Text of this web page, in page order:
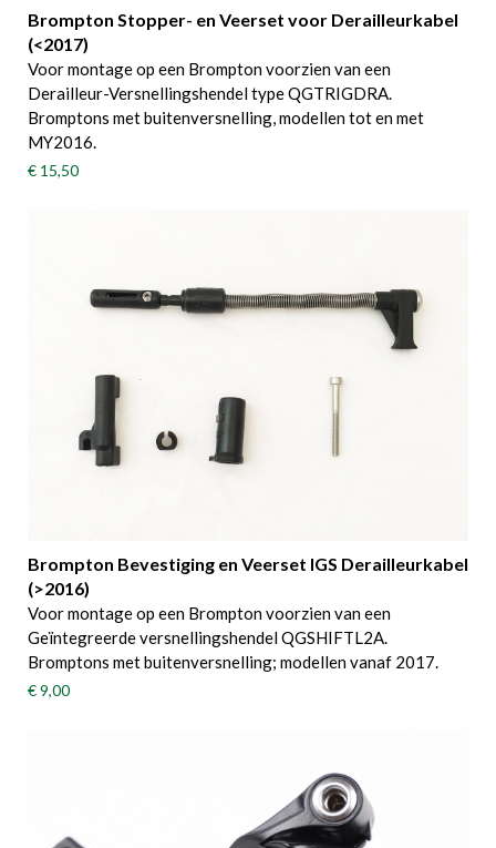
Brompton Stopper- en Veerset voor Derailleurkabel
(<2017)
Voor montage op een Brompton voorzien van een
Derailleur-Versnellingshendel type QGTRIGDRA.
Bromptons met buitenversnelling, modellen tot en met
MY2016.
€ 15,50
Brompton Bevestiging en Veerset IGS Derailleurkabel
(>2016)
Voor montage op een Brompton voorzien van een
Geïntegreerde versnellingshendel QGSHIFTL2A.
Bromptons met buitenversnelling; modellen vanaf 2017.
€ 9,00